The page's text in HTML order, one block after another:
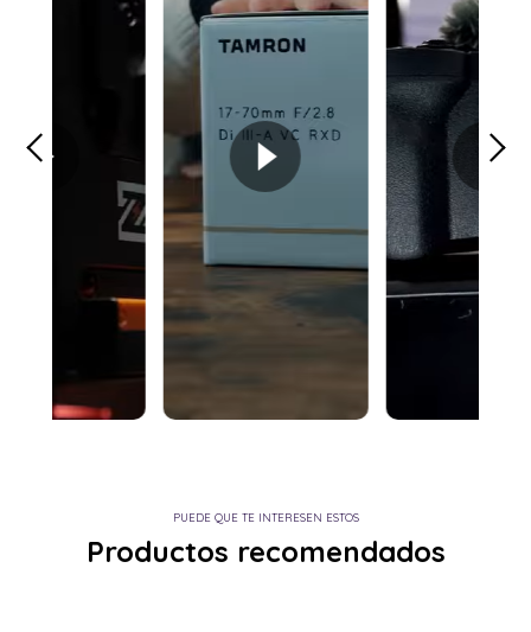
PUEDE QUE TE INTERESEN ESTOS
Productos recomendados